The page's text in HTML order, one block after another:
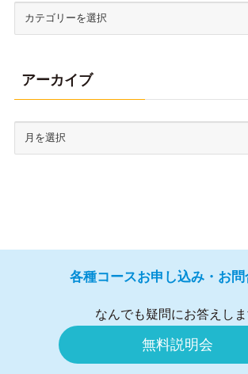
アーカイブ
各種コースお申し込み・お
なんでも疑問にお答えし
無料説明会